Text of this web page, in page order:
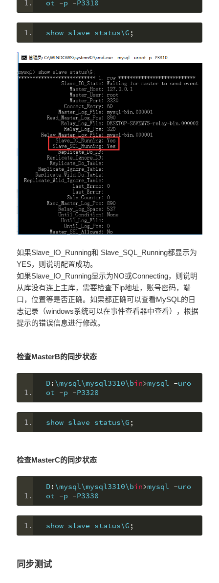
ot -p -P3310
show slave status\G ;
如果Slave_IO_Running和 Slave_SQL_Running都显示为
YES，则说明配置成功。
如果Slave_IO_Running显示为NO或Connecting，则说明
从库没有连上主库，需要检查下ip地址，账号密码，端
口，位置等是否正确。如果都正确可以查看MySQL的日
志记录（windows系统可以在事件查看器中查看），根据
提示的错误信息进行修改。
检查MasterB的同步状态
D: \mysql\mysql3310\bin>mysql -uro
ot -p -P3320
show slave status\G ;
检查MasterC的同步状态
D: \mysql\mysql3310\bin>mysql -uro
ot -p -P3330
show slave status\G ;
同步测试